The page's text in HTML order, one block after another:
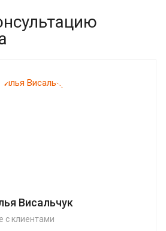
Висальчук
с клиентами